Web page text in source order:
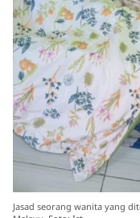
Jasad seorang wanita yang